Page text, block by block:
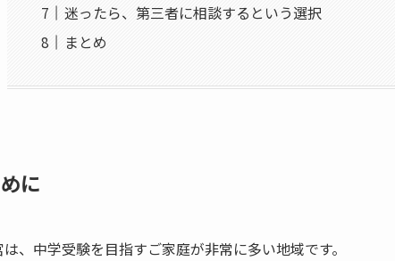
迷ったら、第三者に相談するという選択
まとめ
に
は、中学受験を目指すご家庭が非常に多い地域です。